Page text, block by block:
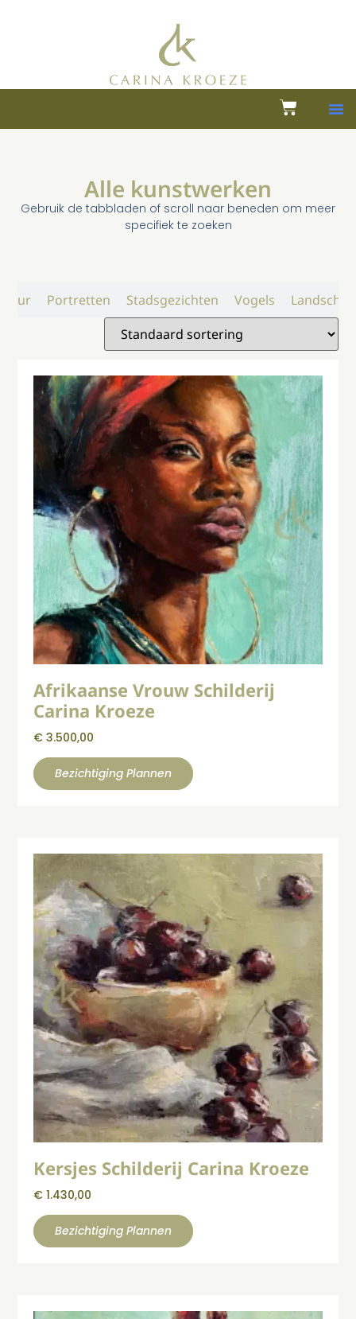
Alle kunstwerken
Gebruik de tabbladen of scroll naar beneden om meer
specifiek te zoeken
Portretten Stadsgezichten Vogels Landschap
Afrikaanse Vrouw Schilderij
Carina Kroeze
€ 3.500,00
Bezichtiging Plannen
Kersjes Schilderij Carina Kroeze
€ 1.430,00
Bezichtiging Plannen